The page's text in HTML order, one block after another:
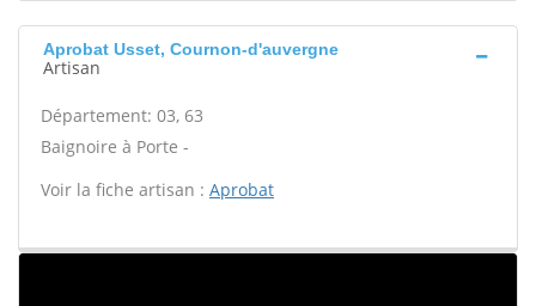
Aprobat Usset, Cournon-d'auvergne
Artisan
Département: 03, 63
Baignoire à Porte -
Voir la fiche artisan : Aprobat